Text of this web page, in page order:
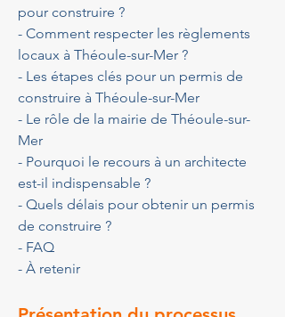
pour construire ?
- Comment respecter les règlements
locaux à Théoule-sur-Mer ?
- Les étapes clés pour un permis de
construire à Théoule-sur-Mer
- Le rôle de la mairie de Théoule-sur-
Mer
- Pourquoi le recours à un architecte
est-il indispensable ?
- Quels délais pour obtenir un permis
de construire ?
- FAQ
- À retenir